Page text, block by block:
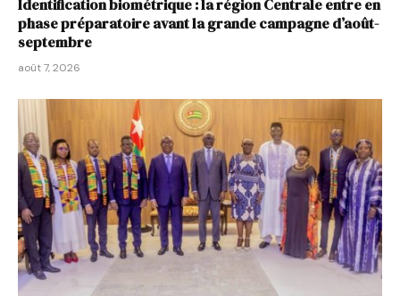
Identification biométrique : la région Centrale entre en
phase préparatoire avant la grande campagne d’août-
septembre
août 7, 2026